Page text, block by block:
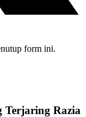
form ini.
Terjaring Razia